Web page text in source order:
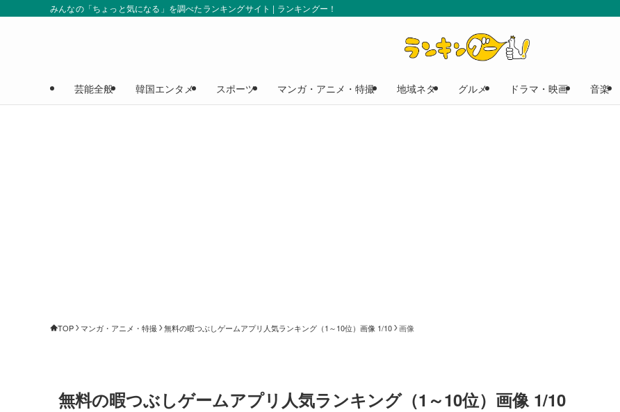
みんなの「ちょっと気になる」を調べたランキングサイト | ランキングー！
芸能全般 韓国エンタメ スポーツ マンガ・アニメ・特撮 地域ネタ グルメ ドラマ・映画 音楽
TOP マンガ・アニメ・特撮 無料の暇つぶしゲームアプリ人気ランキング（1～10位）画像 1/10 画像
無料の暇つぶしゲームアプリ人気ランキング（1～10位）画像 1/10